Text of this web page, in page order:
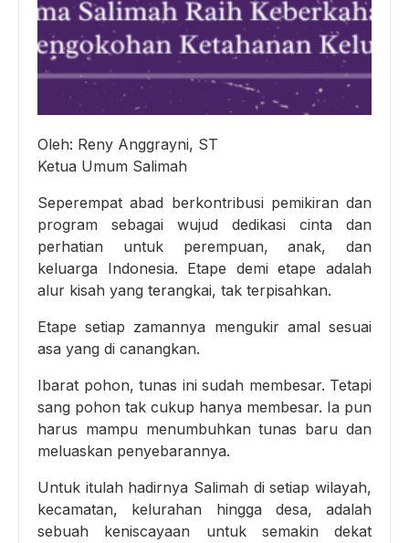
Oleh: Reny Anggrayni, ST
Ketua Umum Salimah
Seperempat abad berkontribusi pemikiran dan
program sebagai wujud dedikasi cinta dan
perhatian untuk perempuan, anak, dan
keluarga Indonesia. Etape demi etape adalah
alur kisah yang terangkai, tak terpisahkan.
Etape setiap zamannya mengukir amal sesuai
asa yang di canangkan.
Ibarat pohon, tunas ini sudah membesar. Tetapi
sang pohon tak cukup hanya membesar. Ia pun
harus mampu menumbuhkan tunas baru dan
meluaskan penyebarannya.
Untuk itulah hadirnya Salimah di setiap wilayah,
kecamatan, kelurahan hingga desa, adalah
sebuah keniscayaan untuk semakin dekat